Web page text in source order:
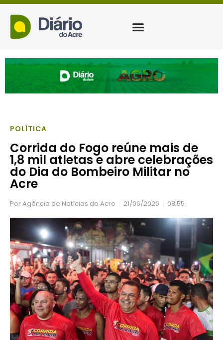
POLÍTICA
Corrida do Fogo reúne mais de
1,8 mil atletas e abre celebrações
do Dia do Bombeiro Militar no
Acre
PorAgência de Notícias do Acre 21/06/2026 08:55